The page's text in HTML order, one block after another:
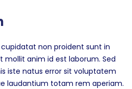
non proident sunt in
anim id est laborum. Sed
iste natus error sit voluptatem
laudantium totam rem aperiam.